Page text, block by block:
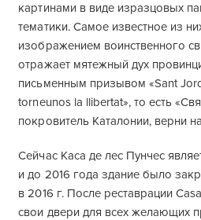
картинами в виде изразцовых
тематики. Самое известное из
изображением воинственного
отражает мятежный дух
письменным призывом «Sant
torneunos la llibertat», то есть
покровитель Каталонии, верни
Сейчас Каса де лес Пунчес
и до 2016 года здание было
в 2016 г. После реставрации
свои двери для всех желающих